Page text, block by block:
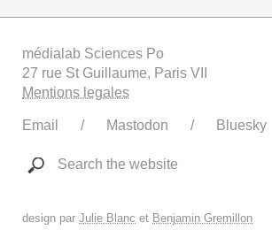
médialab Sciences Po
27 rue St Guillaume, Paris VII
Mentions legales
Email Mastodon Bluesky
Search the website
design par Julie Blanc et Benjamin Gremillon